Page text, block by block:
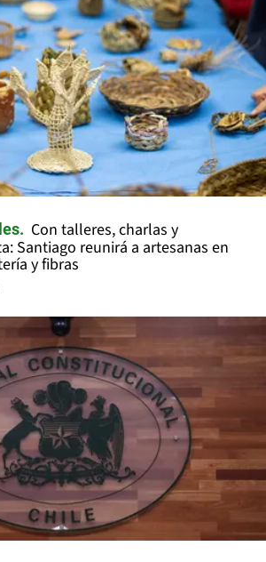
Con talleres, charlas y
Santiago reunirá a artesanas en
y fibras